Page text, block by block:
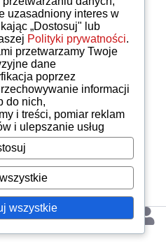
uzasadniony interes w
„Dostosuj" lub
Polityki prywatności.
przetwarzamy Twoje
dane
poprzez
informacji
do nich,
i treści, pomiar reklam
i ulepszanie usług
wszystkie